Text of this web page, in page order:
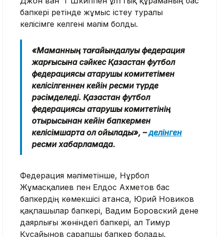
бапкері ретінде жұмыс істеу туралы
келісімге келгені мәлім болды.
«Маманның тағайындалуы федерация
жарғысына сәйкес Қазақстан футбол
федерациясы атқарушы комитетімен
келісілгеннен кейін ресми түрде
рәсімделеді. Қазақстан футбол
федерациясы атқарушы комитетінің
отырысынан кейін бапкермен
келісімшартқа қол қойылады», –делінген
ресми хабарламада.
Федерация мәліметінше, Нұрбол
Жұмасқалиев пен Елдос Ахметов бас
бапкердің көмекшісі атанса, Юрий Новиков
қақпашылар бапкері, Вадим Боровский дене
даярлығы жөніндегі бапкері, ал Тимур
Құсайынов сарапшы бапкер болады.